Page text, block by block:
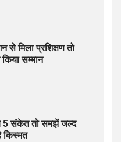
से मिला प्रशिक्षण तो
सम्मान
5 संकेत तो समझें जल्द